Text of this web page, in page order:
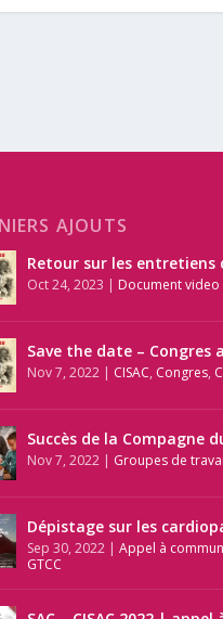
AJOUTS
Retour sur les entretiens
Oct 24, 2023 | Document video
Save the date – Congres
Nov 7, 2022 | CISAC, Congres,
Succès de la Compagne
Nov 7, 2022 | Groupes de
Dépistage sur les
Sep 30, 2022 | Appel à
GTCC